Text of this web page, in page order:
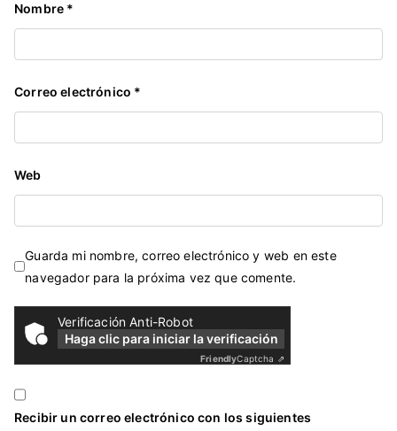
Nombre *
Correo electrónico *
Web
Guarda mi nombre, correo electrónico y web en este
navegador para la próxima vez que comente.
Verificación Anti-Robot
Haga clic para iniciar la verificación
FriendlyCaptcha ⇗
Recibir un correo electrónico con los siguientes